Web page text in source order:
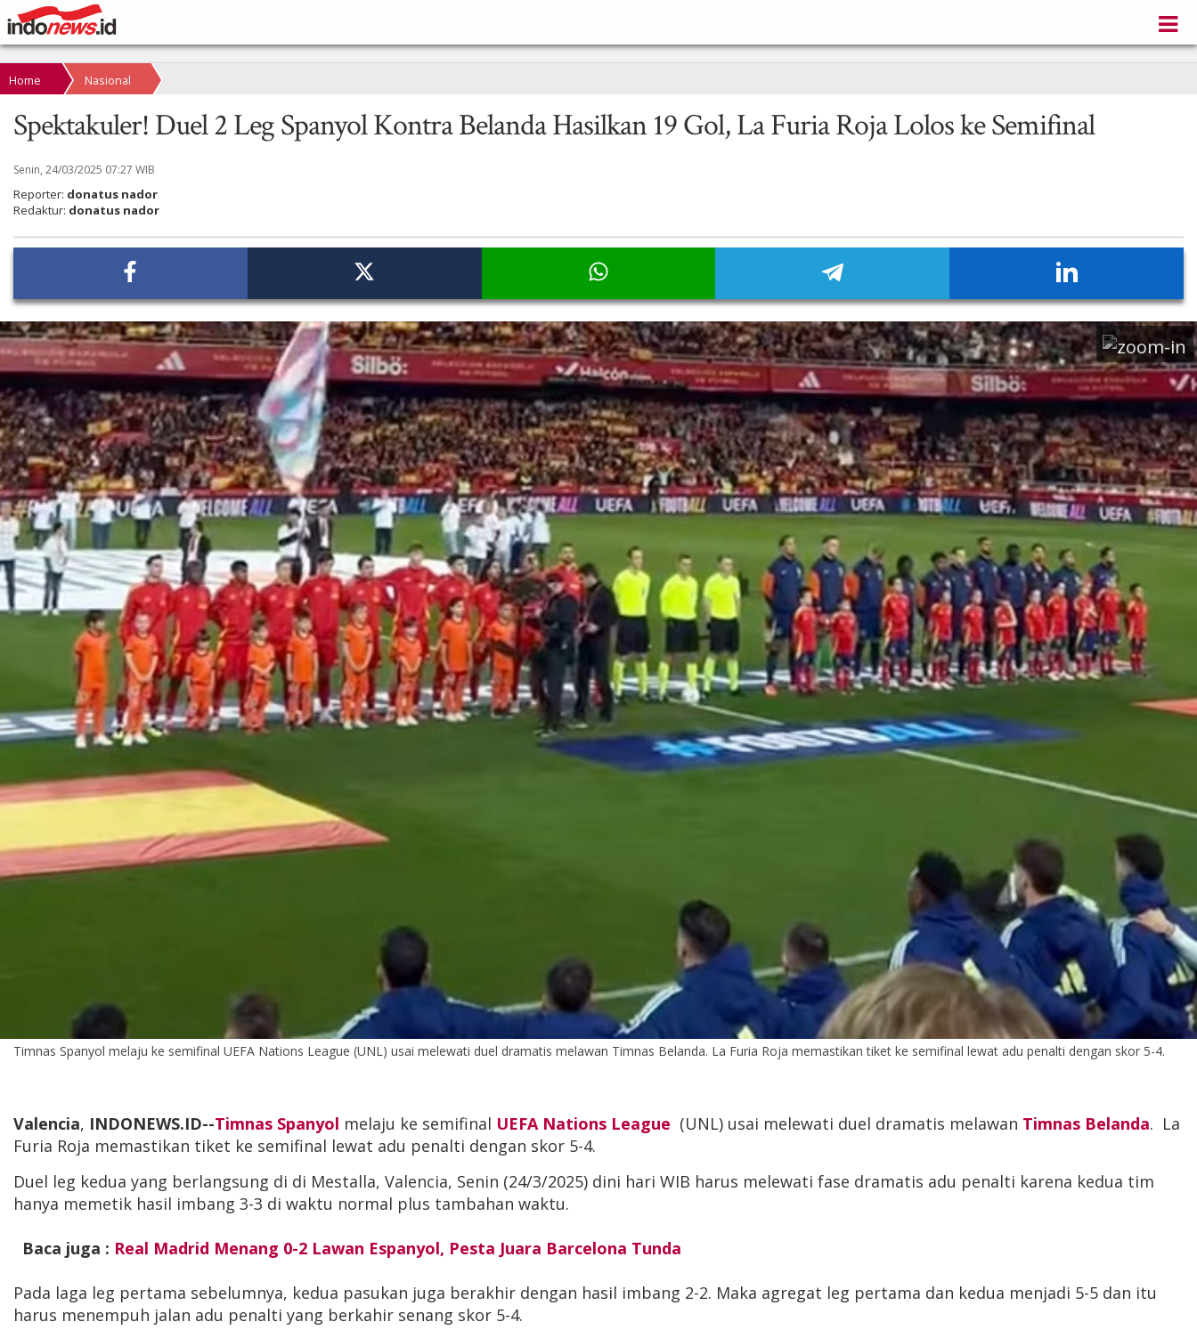
Home Nasional
Spektakuler! Duel 2 Leg Spanyol Kontra Belanda Hasilkan 19 Gol, La Furia Roja Lolos ke Semifinal
Senin, 24/03/2025 07:27 WIB
Reporter: donatus nador
Redaktur: donatus nador
Timnas Spanyol melaju ke semifinal UEFA Nations League (UNL) usai melewati duel dramatis melawan Timnas Belanda. La Furia Roja memastikan tiket ke semifinal lewat adu penalti dengan skor 5-4.
Valencia, INDONEWS.ID--Timnas Spanyol melaju ke semifinal UEFA Nations League (UNL) usai melewati duel dramatis melawan Timnas Belanda. La
Furia Roja memastikan tiket ke semifinal lewat adu penalti dengan skor 5-4.
Duel leg kedua yang berlangsung di di Mestalla, Valencia, Senin (24/3/2025) dini hari WIB harus melewati fase dramatis adu penalti karena kedua tim
hanya memetik hasil imbang 3-3 di waktu normal plus tambahan waktu.
Baca juga : Real Madrid Menang 0-2 Lawan Espanyol, Pesta Juara Barcelona Tunda
Pada laga leg pertama sebelumnya, kedua pasukan juga berakhir dengan hasil imbang 2-2. Maka agregat leg pertama dan kedua menjadi 5-5 dan itu
harus menempuh jalan adu penalti yang berkahir senang skor 5-4.